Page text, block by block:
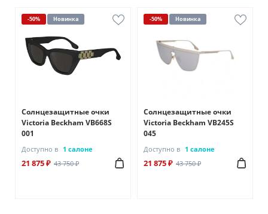
-50% Новинка
Солнцезащитные очки
Victoria Beckham VB668S
001
Доступно в 1 салоне
21 875 ₽ 43 750 ₽
-50% Новинка
Солнцезащитные очки
Victoria Beckham VB245S
045
Доступно в 1 салоне
21 875 ₽ 43 750 ₽